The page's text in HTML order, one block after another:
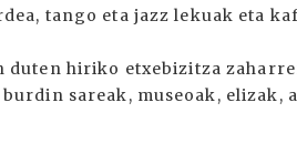
tango eta jazz lekuak eta
hiriko etxebizitza
sareak, museoak, elizak,